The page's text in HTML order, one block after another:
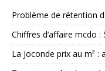
Problème de rétention
Chiffres d’affaire mcdo
La Joconde prix au m²